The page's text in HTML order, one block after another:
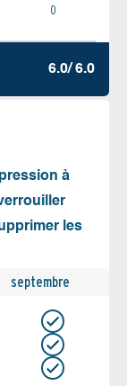
0
6.0/ 6.0
à
les
septembre